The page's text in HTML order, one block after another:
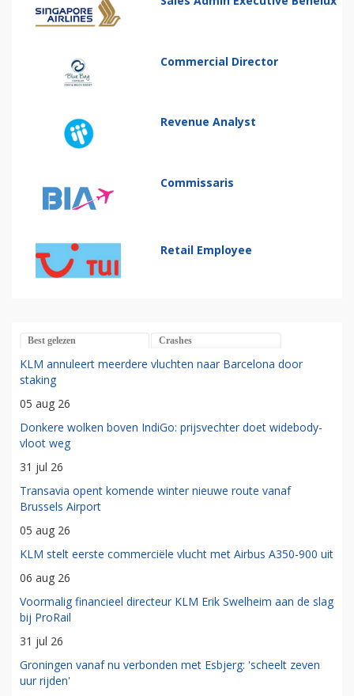
Commercial Director
Revenue Analyst
Commissaris
Retail Employee
Best gelezen Crashes
KLM annuleert meerdere vluchten naar Barcelona door
staking
05 aug 26
Donkere wolken boven IndiGo: prijsvechter doet widebody-
vloot weg
31 jul 26
Transavia opent komende winter nieuwe route vanaf
Brussels Airport
05 aug 26
KLM stelt eerste commerciële vlucht met Airbus A350-900 uit
06 aug 26
Voormalig financieel directeur KLM Erik Swelheim aan de slag
bij ProRail
31 jul 26
Groningen vanaf nu verbonden met Esbjerg: 'scheelt zeven
uur rijden'